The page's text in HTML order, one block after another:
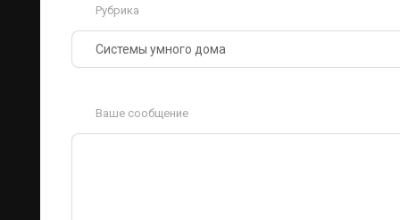
Рубрика
Ваше сообщение